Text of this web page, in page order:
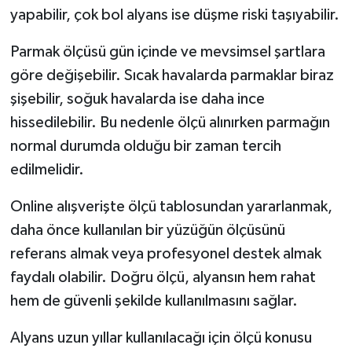
yapabilir, çok bol alyans ise düşme riski taşıyabilir.
Parmak ölçüsü gün içinde ve mevsimsel şartlara
göre değişebilir. Sıcak havalarda parmaklar biraz
şişebilir, soğuk havalarda ise daha ince
hissedilebilir. Bu nedenle ölçü alınırken parmağın
normal durumda olduğu bir zaman tercih
edilmelidir.
Online alışverişte ölçü tablosundan yararlanmak,
daha önce kullanılan bir yüzüğün ölçüsünü
referans almak veya profesyonel destek almak
faydalı olabilir. Doğru ölçü, alyansın hem rahat
hem de güvenli şekilde kullanılmasını sağlar.
Alyans uzun yıllar kullanılacağı için ölçü konusu